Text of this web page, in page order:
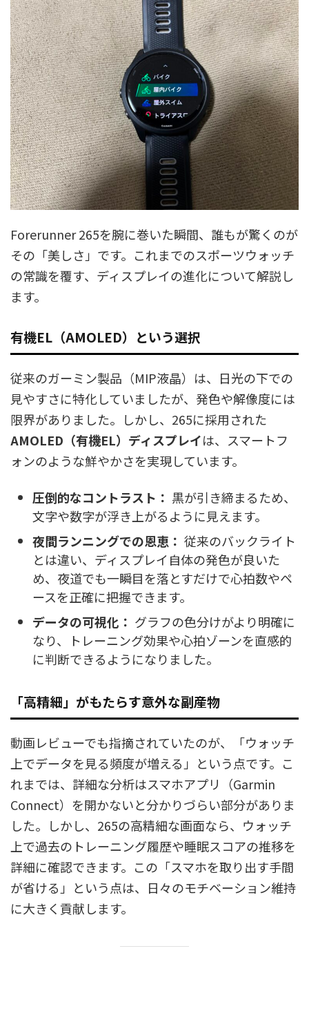
Forerunner 265を腕に巻いた瞬間、誰もが驚くのが
その「美しさ」です。これまでのスポーツウォッチ
の常識を覆す、ディスプレイの進化について解説し
ます。
有機EL（AMOLED）という選択
従来のガーミン製品（MIP液晶）は、日光の下での
見やすさに特化していましたが、発色や解像度には
限界がありました。しかし、265に採用された
AMOLED（有機EL）ディスプレイは、スマートフ
ォンのような鮮やかさを実現しています。
圧倒的なコントラスト： 黒が引き締まるため、
文字や数字が浮き上がるように見えます。
夜間ランニングでの恩恵： 従来のバックライト
とは違い、ディスプレイ自体の発色が良いた
め、夜道でも一瞬目を落とすだけで心拍数やペ
ースを正確に把握できます。
データの可視化： グラフの色分けがより明確に
なり、トレーニング効果や心拍ゾーンを直感的
に判断できるようになりました。
「高精細」がもたらす意外な副産物
動画レビューでも指摘されていたのが、「ウォッチ
上でデータを見る頻度が増える」という点です。こ
れまでは、詳細な分析はスマホアプリ（Garmin
Connect）を開かないと分かりづらい部分がありま
した。しかし、265の高精細な画面なら、ウォッチ
上で過去のトレーニング履歴や睡眠スコアの推移を
詳細に確認できます。この「スマホを取り出す手間
が省ける」という点は、日々のモチベーション維持
に大きく貢献します。